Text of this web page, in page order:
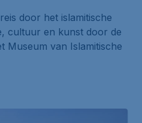
door het islamitische
cultuur en kunst door de
Museum van Islamitische